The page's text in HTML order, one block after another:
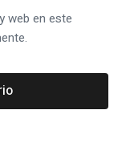
web en este